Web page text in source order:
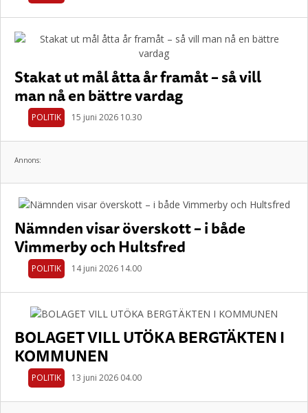
Stakat ut mål åtta år framåt – så vill
man nå en bättre vardag
POLITIK 15 juni 2026 10.30
Annons:
Nämnden visar överskott – i både
Vimmerby och Hultsfred
POLITIK 14 juni 2026 14.00
BOLAGET VILL UTÖKA BERGTÄKTEN I
KOMMUNEN
POLITIK 13 juni 2026 04.00